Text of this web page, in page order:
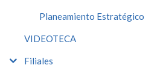
Planeamiento Estratégico
VIDEOTECA
Filiales